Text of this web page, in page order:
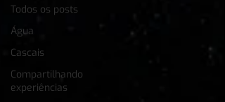
Todos os posts
Água
Cascais
Compartilhando
experiências